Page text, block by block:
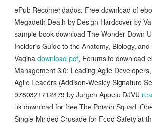
ePub Recomendados: Free download of
Megadeth Death by Design Hardcover by
sample book download The Wonder Down
Insider's Guide to the Anatomy, Biology,
Vagina download pdf, Forums to download
Management 3.0: Leading Agile
Agile Leaders (Addison-Wesley Signature
9780321712479 by Jurgen Appelo DJVU
uk download for free The Poison Squad:
Single-Minded Crusade for Food Safety at